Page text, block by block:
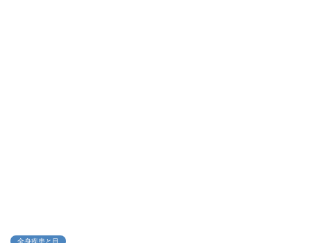
全身疾患と目